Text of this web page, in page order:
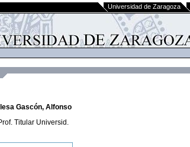
Universidad de Zaragoza
Gascón, Alfonso
Titular Universid.